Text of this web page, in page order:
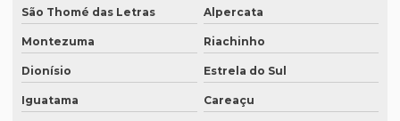
Revisão de textos em mandarim
Revisão de textos em português
Revisão de textos técnicos
Revisão de trabalhos acadêmicos
São Thomé das Letras Alpercata
Montezuma Riachinho
Dionísio Estrela do Sul
Iguatama Careaçu